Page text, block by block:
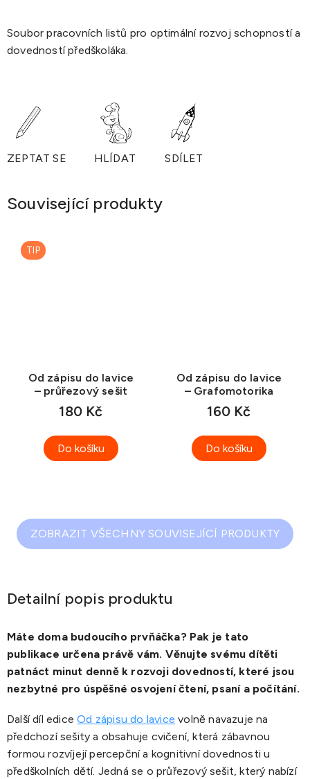
Soubor pracovních listů pro optimální rozvoj schopností a
dovedností předškoláka.
ZEPTAT SE HLÍDAT SDÍLET
Související produkty
TIP
Od zápisu do lavice
– průřezový sešit
180 Kč
Do košíku
Od zápisu do lavice
– Grafomotorika
160 Kč
Do košíku
ZOBRAZIT VŠECHNY SOUVISEJÍCÍ PRODUKTY
Detailní popis produktu
Máte doma budoucího prvňáčka? Pak je tato
publikace určena právě vám. Věnujte svému dítěti
patnáct minut denně k rozvoji dovedností, které jsou
nezbytné pro úspěšné osvojení čtení, psaní a počítání.
Další díl ediceOd zápisu do lavice volně navazuje na
předchozí sešity a obsahuje cvičení, která zábavnou
formou rozvíjejí percepční a kognitivní dovednosti u
předškolních dětí. Jedná se o průřezový sešit, který nabízí